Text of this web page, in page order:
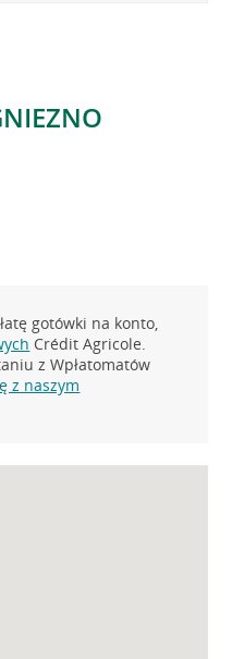
gotówki na konto,
Crédit Agricole.
z Wpłatomatów
z naszym